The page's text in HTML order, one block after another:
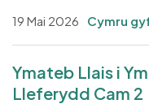
19 Mai 2026 Cymru
Ymateb Llais i
Lleferydd Cam 2